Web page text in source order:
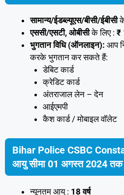
सामान्य/ईडब्ल्यूएस/बीसी/ईबीसीके
एससी/एसटी, ओबीसीके लिए : ₹
भुगतान विधि (ऑनलाइन): आप
करके भुगतान कर सकते हैं:
डेबिट कार्ड
क्रेडिट कार्ड
अंतराजाल लेन – देन
आईएमपी
कैश कार्ड / मोबाइल वॉलेट
Bihar Police CSBC
आयु सीमा 01 अगस्त 2024 तक
न्यूनतम आयु : 18 वर्ष